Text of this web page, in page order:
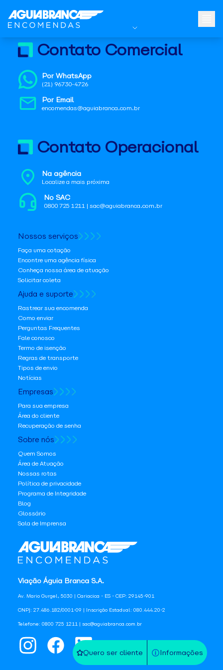
Quero ser cliente Informações
Viação Águia Branca S.A.
Av. Mario Gurgel, 5030 | Cariacica - ES - CEP: 29145-901
CNPJ: 27.486.182/0001-09 | Inscrição Estadual: 080.444.20-2
Telefone: 0800 725 1211 | sac@aguiabranca.com.br
Contato Comercial
Por WhatsApp
(21) 96730-4726
Por Email
encomendas@aguiabranca.com.br
Contato Operacional
Na agência
Localize a mais próxima
No SAC
0800 725 1211 | sac@aguiabranca.com.br
Nossos serviços
Faça uma cotação
Encontre uma agência física
Conheça nossa área de atuação
Solicitar coleta
Ajuda e suporte
Rastrear sua encomenda
Como enviar
Perguntas Frequentes
Fale conosco
Termo de isenção
Regras de transporte
Tipos de envio
Notícias
Empresas
Para sua empresa
Área do cliente
Recuperação de senha
Sobre nós
Quem Somos
Área de Atuação
Nossas rotas
Política de privacidade
Programa de Integridade
Blog
Glossário
Sala de Imprensa